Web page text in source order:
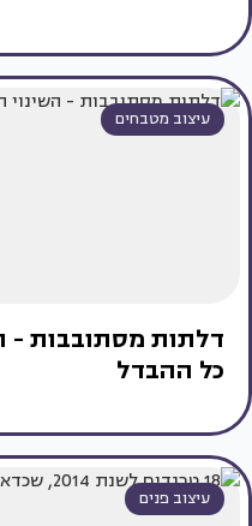
עיצוב מטבחים
דלתות מסתובבות -
כל ההבדל
עיצוב פנים